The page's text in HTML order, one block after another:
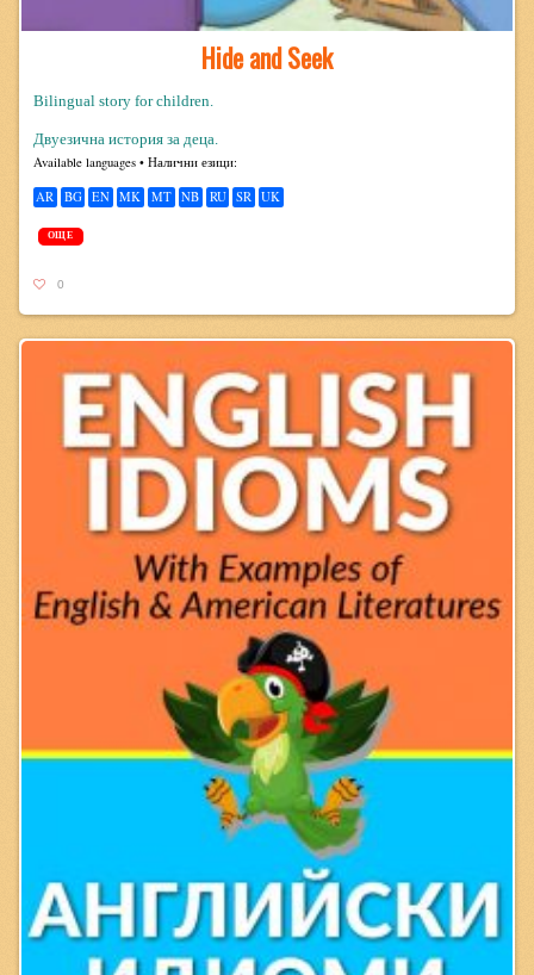
Hide and Seek
Bilingual story for children.
Двуезична история за деца.
Avail­able lan­guages • Налични езици:
AR BG EN MK MT NB RU SR UK
ОЩЕ
0